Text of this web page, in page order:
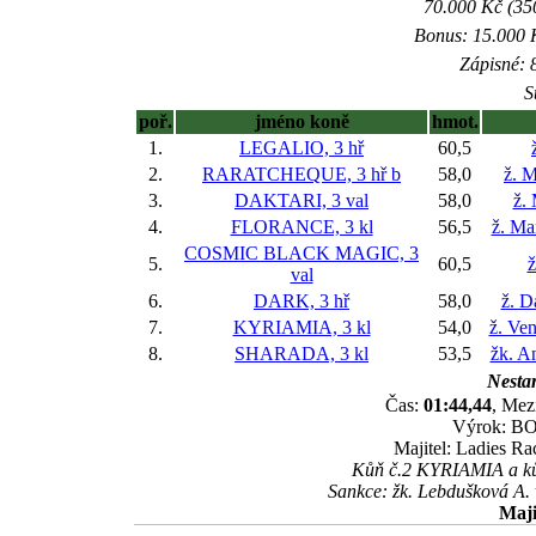
70.000 Kč
Bonus: 15.000
Zápisné:
poř.
jméno koně
hmot.
1.
LEGALIO, 3 hř 60,5
2.
RARATCHEQUE, 3 hřb 58,0
ž.
3.
DAKTARI, 3 val 58,0
ž.
4.
FLORANCE, 3 kl 56,5
ž.
5.
COSMIC BLACK MAGIC, 3
val
60,5
6.
DARK, 3 hř 58,0
ž.
7.
KYRIAMIA, 3 kl 54,0
ž.
8.
SHARADA, 3 kl 53,5
žk.
Čas: 01:44,44,
Výrok:
Majitel: Ladies
Kůň č.2 KYRIAMIA a
Sankce: žk. Lebdušková